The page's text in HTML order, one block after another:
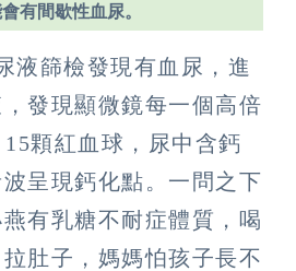
有間歇性血尿。
液篩檢發現有血尿，進
發現顯微鏡每一個高倍
顆紅血球，尿中含鈣
呈現鈣化點。一問之下
有乳糖不耐症體質，喝
肚子，媽媽怕孩子長不